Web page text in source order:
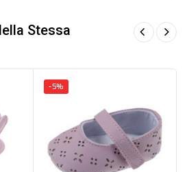
Stessa
-5%